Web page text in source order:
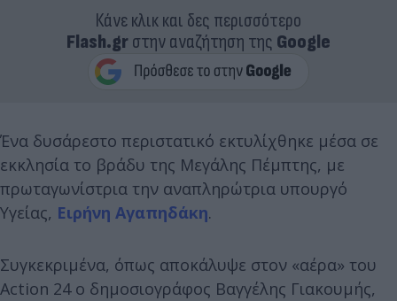
Κάνε κλικ και δες περισσότερο
Flash.grστην αναζήτηση της Google
Ένα δυσάρεστο περιστατικό εκτυλίχθηκε μέσα σε
εκκλησία το βράδυ της Μεγάλης Πέμπτης, με
πρωταγωνίστρια την αναπληρώτρια υπουργό
Υγείας, Ειρήνη Αγαπηδάκη.
Συγκεκριμένα, όπως αποκάλυψε στον «αέρα» του
Action 24 ο δημοσιογράφος Βαγγέλης Γιακουμής,